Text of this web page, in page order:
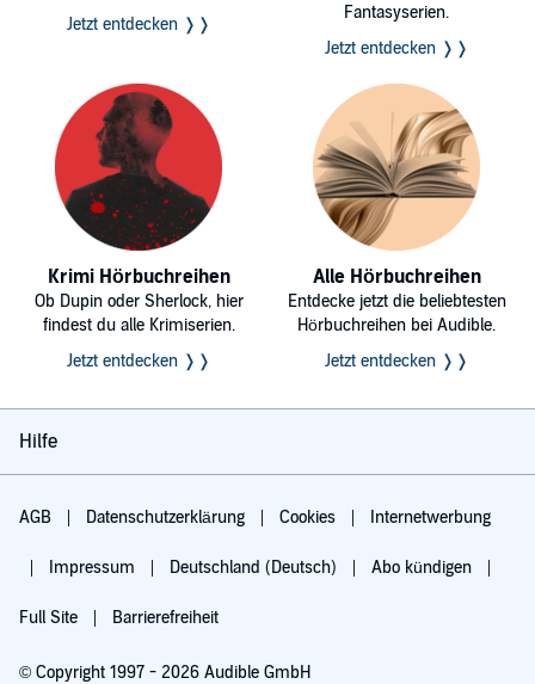
Jetzt entdecken ❭❭
Fantasyserien.
Jetzt entdecken ❭❭
Krimi Hörbuchreihen
Ob Dupin oder Sherlock, hier
findest du alle Krimiserien.
Jetzt entdecken ❭❭
Alle Hörbuchreihen
Entdecke jetzt die beliebtesten
Hörbuchreihen bei Audible.
Jetzt entdecken ❭❭
Hilfe
AGB Datenschutzerklärung Cookies Internetwerbung
Impressum Deutschland (Deutsch) Abo kündigen
Full Site Barrierefreiheit
© Copyright 1997 - 2026 Audible GmbH